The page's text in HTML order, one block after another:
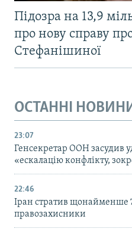
Підозра на 13,9
про нову справу
Стефанішиної
ОСТАННІ
23:07
Генсекретар ООН засудив
«ескалацію конфлікту,
22:46
Іран стратив щонайменше
правозахисники